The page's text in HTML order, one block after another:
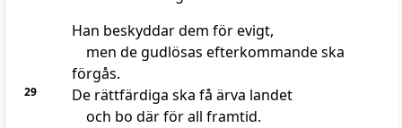
Han beskyddar dem för evigt,
men de gudlösas efterkommande ska
förgås.
29
De rättfärdiga ska få ärva landet
och bo där för all framtid.